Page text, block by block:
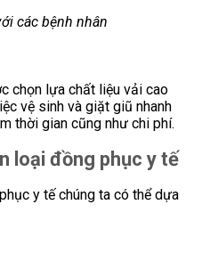
các bệnh nhân
chọn lựa chất liệu vải cao
vệ sinh và giặt giũ nhanh
thời gian cũng như chi phí.
loại đồng phục y tế
y tế chúng ta có thể dựa